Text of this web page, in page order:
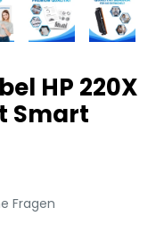
HP 220X
Smart
Fragen